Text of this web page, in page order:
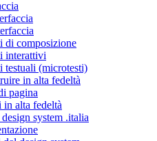
di composizione
interattivi
testuali (microtesti)
in alta fedeltà
pagina
alta fedeltà
system .italia